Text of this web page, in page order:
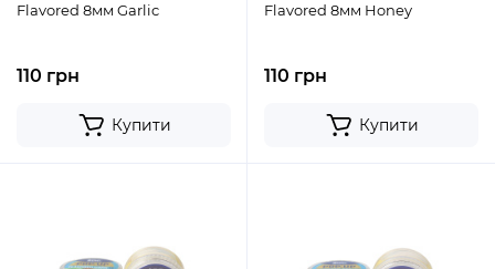
Flavored 8мм Garlic
110 грн
Купити
Flavored 8мм Honey
110 грн
Купити